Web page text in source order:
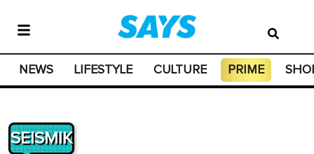
NEWS LIFESTYLE CULTURE PRIME
SEISMIK